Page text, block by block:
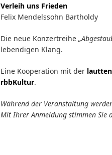
Verleih uns Frieden
Felix Mendelssohn Bartholdy
Die neue Konzertreihe
lebendigen Klang.
Eine Kooperation mit der
rbbKultur.
Während der Veranstaltung
Mit Ihrer Anmeldung stimmen Sie